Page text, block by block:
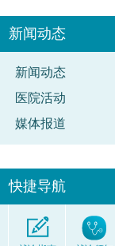
新闻动态
新闻动态
医院活动
媒体报道
快捷导航